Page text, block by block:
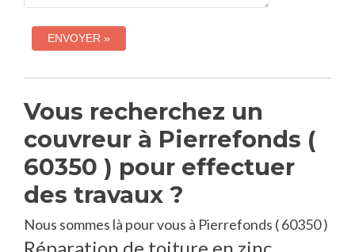
Vous recherchez un
couvreur à Pierrefonds (
60350 ) pour effectuer
des travaux ?
Nous sommes là pour vous à Pierrefonds ( 60350 )